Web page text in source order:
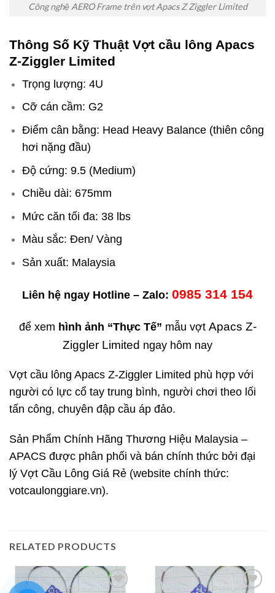
Công nghệ AERO Frame trên vợt Apacs Z Ziggler Limited
Thông Số Kỹ Thuật Vợt cầu lông Apacs
Z-Ziggler Limited
Trọng lượng: 4U
Cỡ cán cầm: G2
Điểm cân bằng: Head Heavy Balance (thiên công
hơi nặng đầu)
Độ cứng: 9.5(Medium)
Chiều dài: 675mm
Mức căn tối đa: 38 lbs
Màu sắc: Đen/ Vàng
Sản xuất: Malaysia
Liên hệ ngay Hotline – Zalo: 0985 314 154
để xem hình ảnh “Thực Tế” mẫu vợt Apacs Z-
Ziggler Limited ngay hôm nay
Vợt cầu lông Apacs Z-Ziggler Limited phù hợp với
người có lực cổ tay trung bình, người chơi theo lối
tấn công, chuyên đập cầu áp đảo.
Sản Phẩm Chính Hãng Thương Hiệu Malaysia –
APACS được phân phối và bán chính thức bởi đại
lý Vợt Cầu Lông Giá Rẻ (website chính thức:
votcaulonggiare.vn).
RELATED PRODUCTS